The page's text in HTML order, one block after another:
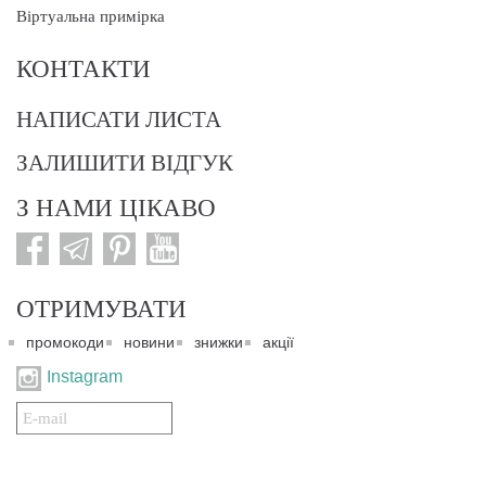
Віртуальна примірка
КОНТАКТИ
НАПИСАТИ ЛИСТА
ЗАЛИШИТИ ВІДГУК
З НАМИ ЦІКАВО
ОТРИМУВАТИ
промокоди новини знижки акції
Instagram
Подписаться
на